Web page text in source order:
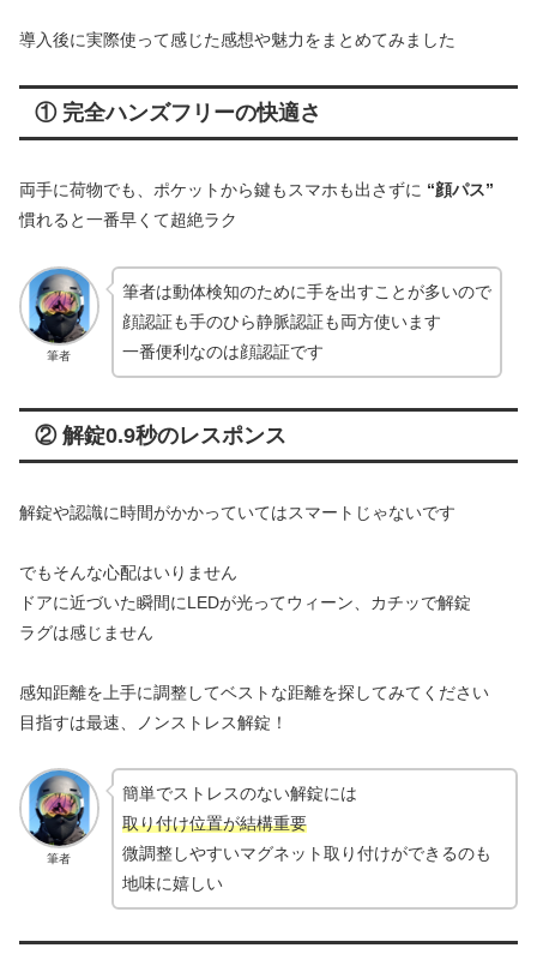
導入後に実際使って感じた感想や魅力をまとめてみました
① 完全ハンズフリーの快適さ
両手に荷物でも、ポケットから鍵もスマホも出さずに “顔パス”
慣れると一番早くて超絶ラク
筆者
筆者は動体検知のために手を出すことが多いので
顔認証も手のひら静脈認証も両方使います
一番便利なのは顔認証です
② 解錠0.9秒のレスポンス
解錠や認識に時間がかかっていてはスマートじゃないです
でもそんな心配はいりません
ドアに近づいた瞬間にLEDが光ってウィーン、カチッで解錠
ラグは感じません
感知距離を上手に調整してベストな距離を探してみてください
目指すは最速、ノンストレス解錠！
筆者
簡単でストレスのない解錠には
取り付け位置が結構重要
微調整しやすいマグネット取り付けができるのも
地味に嬉しい